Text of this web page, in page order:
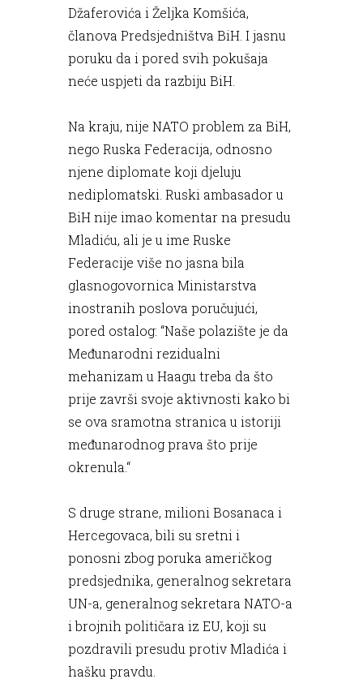
Džaferovića i Željka Komšića,
članova Predsjedništva BiH. I jasnu
poruku da i pored svih pokušaja
neće uspjeti da razbiju BiH.
Na kraju, nije NATO problem za BiH,
nego Ruska Federacija, odnosno
njene diplomate koji djeluju
nediplomatski. Ruski ambasador u
BiH nije imao komentar na presudu
Mladiću, ali je u ime Ruske
Federacije više no jasna bila
glasnogovornica Ministarstva
inostranih poslova poručujući,
pored ostalog: “Naše polazište je da
Međunarodni rezidualni
mehanizam u Haagu treba da što
prije završi svoje aktivnosti kako bi
se ova sramotna stranica u istoriji
međunarodnog prava što prije
okrenula.“
S druge strane, milioni Bosanaca i
Hercegovaca, bili su sretni i
ponosni zbog poruka američkog
predsjednika, generalnog sekretara
UN-a, generalnog sekretara NATO-a
i brojnih političara iz EU, koji su
pozdravili presudu protiv Mladića i
hašku pravdu.